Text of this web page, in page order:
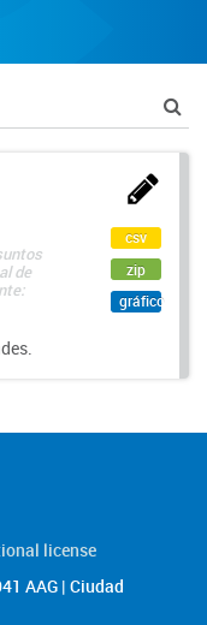
de
csv
zip
gráfico
license
AAG | Ciudad